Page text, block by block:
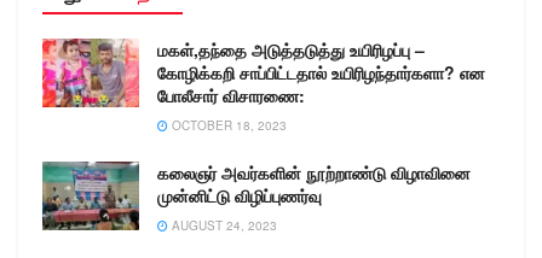
மகள்,தந்தை அடுத்தடுத்து உயிரிழப்பு –
கோழிக்கறி சாப்பிட்டதால் உயிரிழந்தார்களா? என
போலீசார் விசாரணை:
OCTOBER 18, 2023
கலைஞர் அவர்களின் நூற்றாண்டு விழாவினை
முன்னிட்டு விழிப்புணர்வு
AUGUST 24, 2023